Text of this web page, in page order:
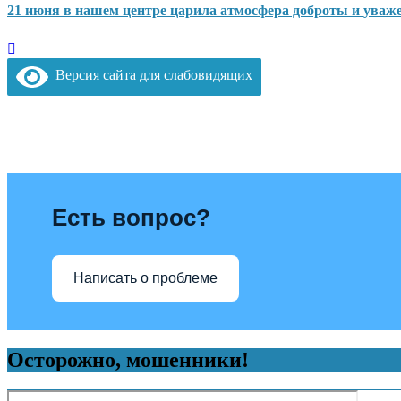
21 июня в нашем центре царила атмосфера доброты и
Версия сайта для слабовидящих
Есть вопрос?
Написать о проблеме
Осторожно, мошенники!